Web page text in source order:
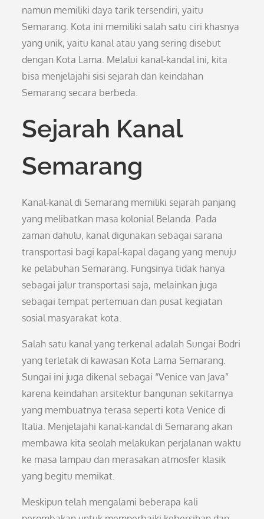
namun memiliki daya tarik tersendiri, yaitu
Semarang. Kota ini memiliki salah satu ciri khasnya
yang unik, yaitu kanal atau yang sering disebut
dengan Kota Lama. Melalui kanal-kandal ini, kita
bisa menjelajahi sisi sejarah dan keindahan
Semarang secara berbeda.
Sejarah Kanal
Semarang
Kanal-kanal di Semarang memiliki sejarah panjang
yang melibatkan masa kolonial Belanda. Pada
zaman dahulu, kanal digunakan sebagai sarana
transportasi bagi kapal-kapal dagang yang menuju
ke pelabuhan Semarang. Fungsinya tidak hanya
sebagai jalur transportasi saja, melainkan juga
sebagai tempat pertemuan dan pusat kegiatan
sosial masyarakat kota.
Salah satu kanal yang terkenal adalah Sungai Bodri
yang terletak di kawasan Kota Lama Semarang.
Sungai ini juga dikenal sebagai “Venice van Java”
karena keindahan arsitektur bangunan sekitarnya
yang membuatnya terasa seperti kota Venice di
Italia. Menjelajahi kanal-kandal di Semarang akan
membawa kita seolah melakukan perjalanan waktu
ke masa lampau dan merasakan atmosfer klasik
yang begitu memikat.
Meskipun telah mengalami beberapa kali